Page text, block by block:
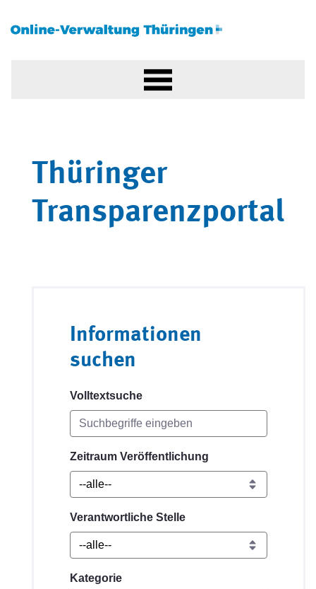
Thüringer
Transparenzportal
Informationen
suchen
Volltextsuche
Zeitraum Veröffentlichung
Verantwortliche Stelle
Kategorie